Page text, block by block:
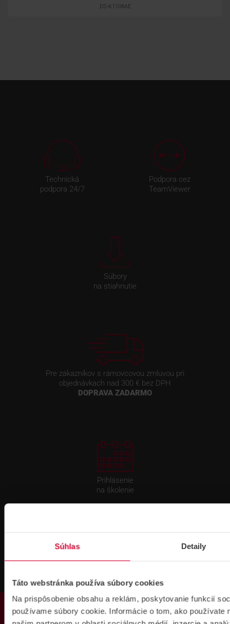
Súhlas Detaily
Táto webstránka používa súbory cookies
Na prispôsobenie obsahu a reklám, poskytovanie funkcií
používame súbory cookie. Informácie o tom, ako používate
PRODUKTY
DS-K1108AE
Technická
podpora 24/7
Podpora cez
TeamViewer
Súbory
na stiahnutie
Pre zákazníkov s rámovcovou zmluvou pri
objednávkach nad 300 € bez DPH
DOPRAVA ZADARMO
Prihlásenie
na školenie
Fakturačné údaje
IČO: 36340804 | DIČ: 2021919658
IČ DPH: SK2021919658
IBAN : SK51 1100 0000 0029 4205 9929